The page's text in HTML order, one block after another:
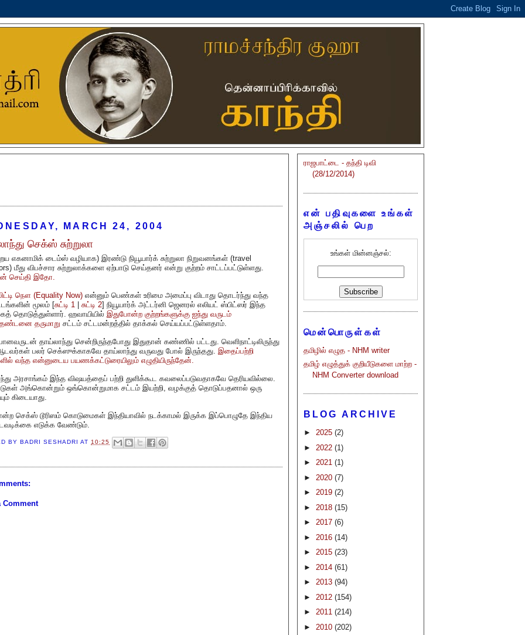
MARCH 24, 2004
செக்ஸ் சுற்றுலா
எகனாமிக் டைம்ஸ் வழியாக) இரண்டு நியூயார்க் சுற்றுலா நிறுவனங்கள் (travel
மீது விபச்சார சுற்றுலாக்களை ஏற்பாடு செய்தனர் என்று குற்றம் சாட்டப்பட்டுள்ளது.
செய்தி இதோ.
நௌ (Equality Now) என்னும் பெண்கள் உரிமை அமைப்பு விடாது தொடர்ந்து வந்த
மூலம் [சுட்டி 1 | சுட்டி 2] நியூயார்க் அட்டர்னி ஜெனரல் எலியட் ஸ்பிட்ஸர் இந்த
தொடுத்துள்ளார். ஹவாயியில் இதுபோன்ற குற்றங்களுக்கு ஐந்து வருடம்
தருமாறு சட்டம் சட்டமன்றத்தில் தாக்கல் செய்யப்பட்டுள்ளதாம்.
தாய்லாந்து சென்றிருந்தபோது இதுதான் கண்ணில் பட்டது. வெளிநாட்டிலிருந்து
பலர் செக்ஸுக்காகவே தாய்லாந்து வருவது போல் இருந்தது. இதைப்பற்றி
வந்த என்னுடைய பயணக்கட்டுரையிலும் எழுதியிருந்தேன்.
அரசாங்கம் இந்த விஷயத்தைப் பற்றி துளிக்கூட கவலைப்படுவதாகவே தெரியவில்லை.
அங்கொன்றும் ஒங்கொன்றுமாக சட்டம் இயற்றி, வழக்குத் தொடுப்பதனால் ஒரு
கிடையாது.
செக்ஸ் டூரிஸம் கொடுமைகள் இந்தியாவில் நடக்காமல் இருக்க இப்பொழுதே இந்திய
எடுக்க வேண்டும்.
BY BADRI SESHADRI AT10:25
Comment
ராஜபாட்டை - தந்தி டிவி
(28/12/2014)
என் பதிவுகளை உங்கள்
அஞ்சலில் பெற
உங்கள் மின்னஞ்சல்:
மென்பொருள்கள்
தமிழில் எழுத - NHM writer
தமிழ் எழுத்துக் குறியீடுகளை மாற்ற -
NHM Converter download
BLOG ARCHIVE
► 2025 (2)
► 2022 (1)
► 2021 (1)
► 2020 (7)
► 2019 (2)
► 2018 (15)
► 2017 (6)
► 2016 (14)
► 2015 (23)
► 2014 (61)
► 2013 (94)
► 2012 (154)
► 2011 (214)
► 2010 (202)